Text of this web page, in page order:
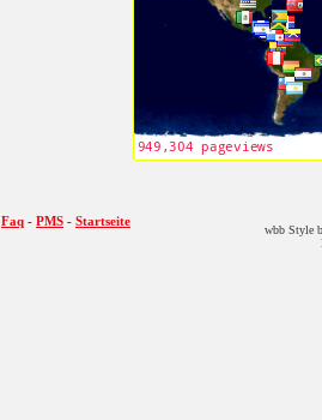
Faq - PMS - Startseite
wbb Style